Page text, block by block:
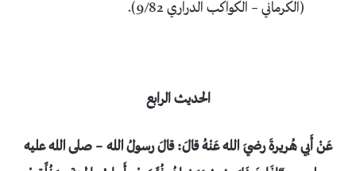
(الكرماني – الكواكب الدراري 9/82).
الحديث الرابع
عَنْ أَبي هُريرةَ رضيَ الله عَنْهُ قالَ: قالَ رسولُ الله – صلى الله عليه